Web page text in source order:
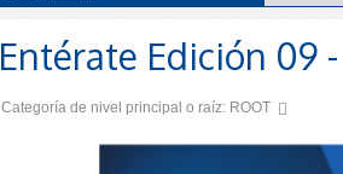
Entérate Edición 09
Categoría de nivel principal o raíz: ROOT